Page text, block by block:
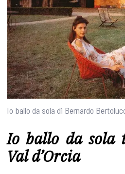
Io ballo da sola di Bernardo
Io ballo da sola
Val d’Orcia